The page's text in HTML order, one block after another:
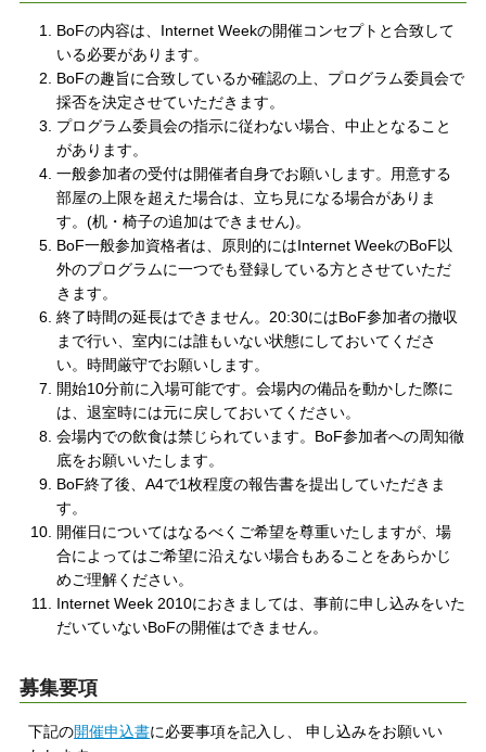
BoFの内容は、Internet Weekの開催コンセプトと合致して
いる必要があります。
BoFの趣旨に合致しているか確認の上、プログラム委員会で
採否を決定させていただきます。
プログラム委員会の指示に従わない場合、中止となること
があります。
一般参加者の受付は開催者自身でお願いします。用意する
部屋の上限を超えた場合は、立ち見になる場合がありま
す。(机・椅子の追加はできません)。
BoF一般参加資格者は、原則的にはInternet WeekのBoF以
外のプログラムに一つでも登録している方とさせていただ
きます。
終了時間の延長はできません。20:30にはBoF参加者の撤収
まで行い、室内には誰もいない状態にしておいてくださ
い。時間厳守でお願いします。
開始10分前に入場可能です。会場内の備品を動かした際に
は、退室時には元に戻しておいてください。
会場内での飲食は禁じられています。BoF参加者への周知徹
底をお願いいたします。
BoF終了後、A4で1枚程度の報告書を提出していただきま
す。
開催日についてはなるべくご希望を尊重いたしますが、場
合によってはご希望に沿えない場合もあることをあらかじ
めご理解ください。
Internet Week 2010におきましては、事前に申し込みをいた
だいていないBoFの開催はできません。
募集要項
下記の開催申込書に必要事項を記入し、 申し込みをお願いい